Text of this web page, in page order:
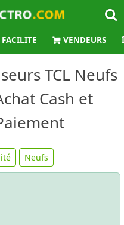
FACILITE VENDEURS
TCL Neufs
Cash et
Neufs